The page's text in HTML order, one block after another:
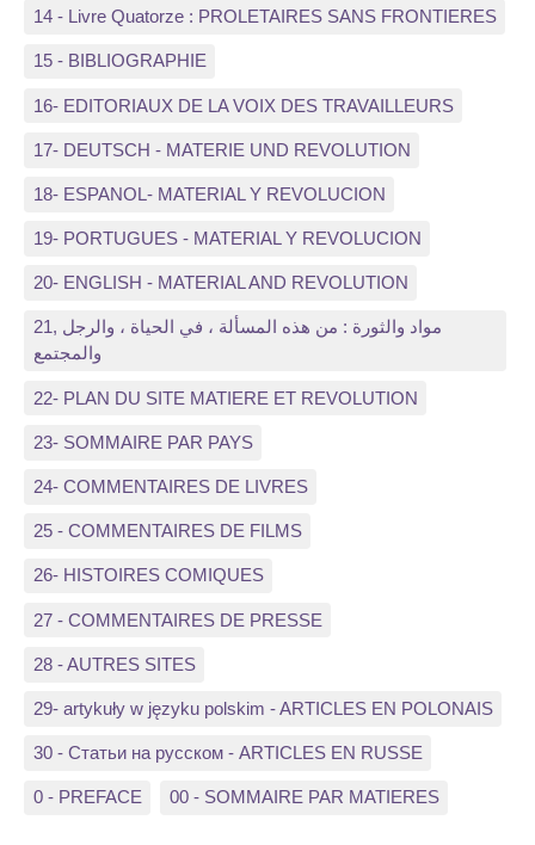
14 - Livre Quatorze : PROLETAIRES SANS FRONTIERES
15 - BIBLIOGRAPHIE
16- EDITORIAUX DE LA VOIX DES TRAVAILLEURS
17- DEUTSCH - MATERIE UND REVOLUTION
18- ESPANOL- MATERIAL Y REVOLUCION
19- PORTUGUES - MATERIAL Y REVOLUCION
20- ENGLISH - MATERIAL AND REVOLUTION
21, مواد والثورة : من هذه المسألة ، في الحياة ، والرجل
والمجتمع
22- PLAN DU SITE MATIERE ET REVOLUTION
23- SOMMAIRE PAR PAYS
24- COMMENTAIRES DE LIVRES
25 - COMMENTAIRES DE FILMS
26- HISTOIRES COMIQUES
27 - COMMENTAIRES DE PRESSE
28 - AUTRES SITES
29- artykuły w języku polskim - ARTICLES EN POLONAIS
30 - Статьи на русском - ARTICLES EN RUSSE
0 - PREFACE 00 - SOMMAIRE PAR MATIERES